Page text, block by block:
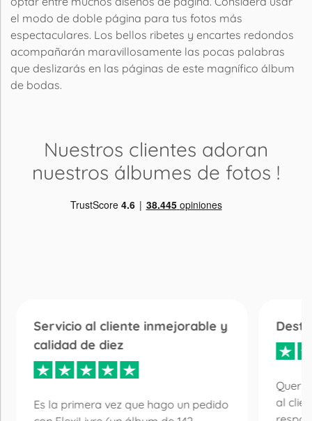
el modo de doble página para tus fotos más
espectaculares. Los bellos ribetes y encartes redondos
acompañarán maravillosamente las pocas palabras
que deslizarás en las páginas de este magnífico álbum
de bodas.
Nuestros clientes adoran
nuestros álbumes de fotos !
Servicio al cliente inmejorable y
calidad de diez
Es la primera vez que hago un pedido
al